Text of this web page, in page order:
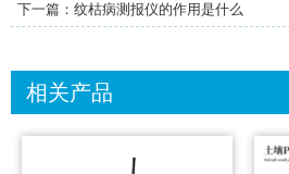
下一篇： 纹枯病测报仪的作用是什么
相关产品